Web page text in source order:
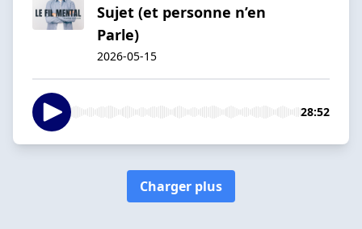
Sujet (et personne n’en
Parle)
2026-05-15
28:52
Charger plus